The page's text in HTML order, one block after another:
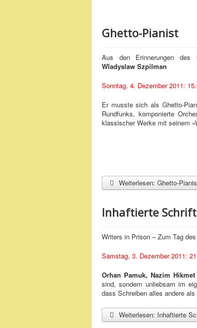
Ghetto-Pianist
Aus den Erinnerungen des
Wladyslaw Szpilman
Sonntag, 4. Dezember 2011:
Er musste sich als Ghetto-
Rundfunks, komponierte
klassischer Werke mit seinem
Weiterlesen: Ghetto-
Inhaftierte
Writers in Prison – Zum Tag
Samstag, 3. Dezember 2011:
Orhan Pamuk, Nazim Hikmet
sind, sondern unliebsam im
dass Schreiben alles andere
Weiterlesen: Inhaftierte